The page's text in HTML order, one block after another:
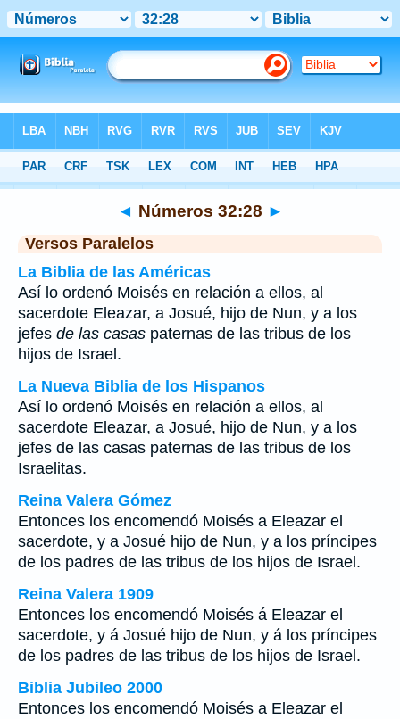
>Números Capítulo 32 > Verso 28
◄ Números 32:28 ►
Versos Paralelos
La Biblia de las Américas
Así lo ordenó Moisés en relación a ellos, al
sacerdote Eleazar, a Josué, hijo de Nun, y a los
jefes de las casas paternas de las tribus de los
hijos de Israel.
La Nueva Biblia de los Hispanos
Así lo ordenó Moisés en relación a ellos, al
sacerdote Eleazar, a Josué, hijo de Nun, y a los
jefes de las casas paternas de las tribus de los
Israelitas.
Reina Valera Gómez
Entonces los encomendó Moisés a Eleazar el
sacerdote, y a Josué hijo de Nun, y a los príncipes
de los padres de las tribus de los hijos de Israel.
Reina Valera 1909
Entonces los encomendó Moisés á Eleazar el
sacerdote, y á Josué hijo de Nun, y á los príncipes
de los padres de las tribus de los hijos de Israel.
Biblia Jubileo 2000
Entonces los encomendó Moisés a Eleazar el